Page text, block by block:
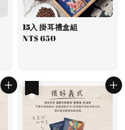
15入 掛耳禮盒組
Regular
NT$ 650